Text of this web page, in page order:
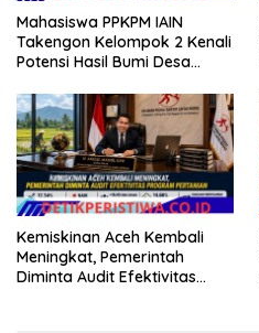
Mahasiswa PPKPM IAIN
Takengon Kelompok 2 Kenali
Potensi Hasil Bumi Desa
Kemiskinan Aceh Kembali
Meningkat, Pemerintah
Diminta Audit Efektivitas